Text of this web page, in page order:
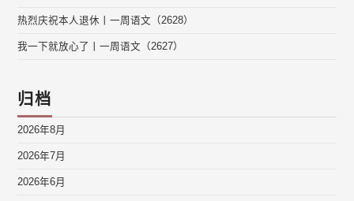
热烈庆祝本人退休丨一周语文（2628）
我一下就放心了丨一周语文（2627）
归档
2026年8月
2026年7月
2026年6月